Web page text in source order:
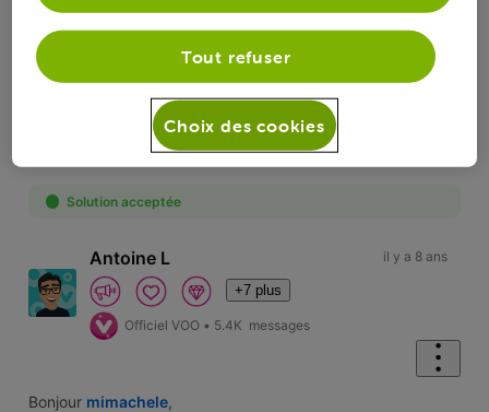
Oldest First
Selected
Oldest
First
Solution acceptée
Antoine L
+7 plus
Officiel VOO • 5.4K messages
il y a 8 ans
Bonjour mimachele,
Tout refuser
Choix des cookies